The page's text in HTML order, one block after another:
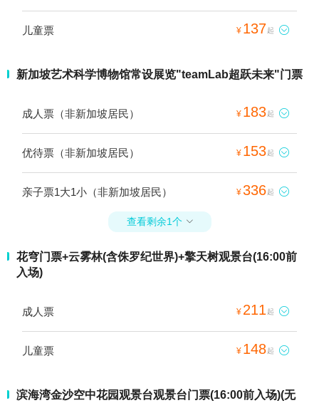
儿童票 ¥ 137起 
新加坡艺术科学博物馆常设展览"teamLab超跃未来"门票
成人票（非新加坡居民） ¥ 183起 
优待票（非新加坡居民） ¥ 153起 
亲子票1大1小（非新加坡居民） ¥336起 
查看剩余1个 
花穹门票+云雾林(含侏罗纪世界)+擎天树观景台(16:00前
入场)
成人票 ¥ 211 起 
儿童票 ¥ 148起 
滨海湾金沙空中花园观景台观景台门票(16:00前入场)(无